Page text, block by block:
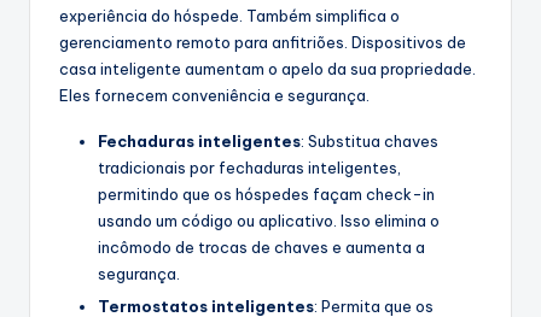
experiência do hóspede. Também simplifica o
gerenciamento remoto para anfitriões. Dispositivos de
casa inteligente aumentam o apelo da sua propriedade.
Eles fornecem conveniência e segurança.
Fechaduras inteligentes: Substitua chaves
tradicionais por fechaduras inteligentes,
permitindo que os hóspedes façam check-in
usando um código ou aplicativo. Isso elimina o
incômodo de trocas de chaves e aumenta a
segurança.
Termostatos inteligentes: Permita que os